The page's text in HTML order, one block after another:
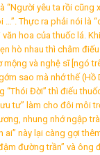
“Người yêu ta rồi cũng
…”. Thực ra phải nói là
văn hoa của thuốc lá.
hò nhau thì châm
mộng và nghệ sĩ [ngó
sao mà nhớ thế (Hồ
“Thói Đời” thì điếu
tư” làm cho đôi môi
nhung nhớ ngập
ai” này lại càng gợi
đường trần” và ông